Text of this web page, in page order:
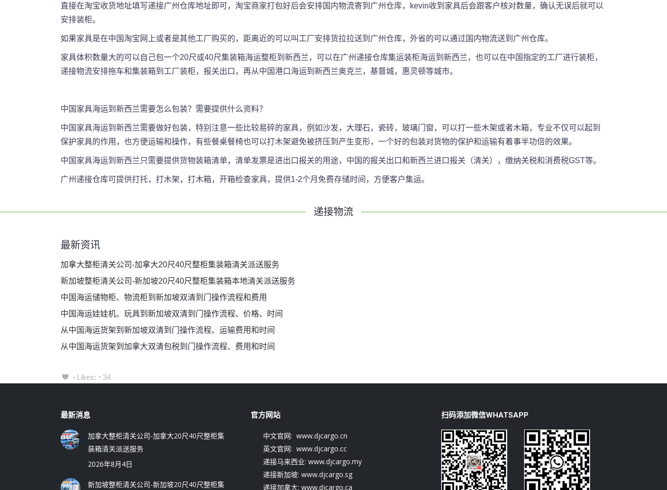
直接在淘宝收货地址填写递接广州仓库地址即可，淘宝商家打包好后会安排国内物流寄到广州仓库，kevin收到家具后会跟客户核对数量，确认无误后就可以
安排装柜。
如果家具是在中国淘宝网上或者是其他工厂购买的，距离近的可以叫工厂安排货拉拉送到广州仓库，外省的可以通过国内物流送到广州仓库。
家具体积数量大的可以自己包一个20尺或40尺集装箱海运整柜到新西兰，可以在广州递接仓库集运装柜海运到新西兰，也可以在中国指定的工厂进行装柜，
递接物流安排拖车和集装箱到工厂装柜，报关出口，再从中国港口海运到新西兰奥克兰，基督城，惠灵顿等城市。
中国 家具海运到新西兰需要怎么包装？需要提供什么资料？
中国 家具海运到新西兰需要做好包装，特别注意一些比较易碎的家具，例如沙发，大理石，瓷砖，玻璃门窗，可以打一些木架或者木箱，专业不仅可以起到
保护家具的作用，也方便运输和操作，有些餐桌餐椅也可以打木架避免被挤压到产生变形，一个好的包装对货物的保护和运输有着事半功倍的效果。
中国 家具海运到新西兰只需要提供货物装箱清单，清单发票是进出口报关的用途，中国的报关出口和新西兰进口报关（清关），缴纳关税和消费税GST等。
广州递接仓库可提供打托，打木架，打木箱，开箱检查家具，提供1-2个月免费存储时间，方便客户集运。
递接物流
最新资讯
加拿大整柜清关公司-加拿大20尺40尺整柜集装箱清关派送服务
新加坡整柜清关公司-新加坡20尺40尺整柜集装箱本地清关派送服务
中国海运储物柜、物流柜到新加坡双清到门操作流程和费用
中国海运娃娃机、玩具到新加坡双清到门操作流程、价格、时间
从中国海运货架到新加坡双清到门操作流程、运输费用和时间
从中国海运货架到加拿大双清包税到门操作流程、费用和时间
Likes: 34
最新消息
加拿大整柜清关公司-加拿大20尺40尺整柜集
装箱清关派送服务
2026年8月4日
新加坡整柜清关公司-新加坡20尺40尺整柜集
官方网站
中文官网: www.djcargo.cn
英文官网: www.djcargo.cc
递接马来西业: www.djcargo.my
递接新加坡: www.djcargo.sg
递接加拿大: www.djcargo.ca
扫码添加微信WHATSAPP